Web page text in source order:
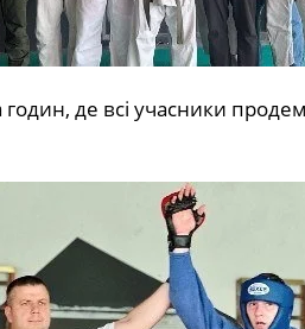
де всі учасники